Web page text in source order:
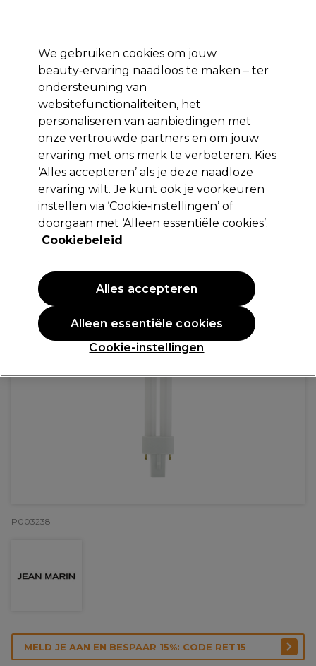
Aanmelden
Merken Deals Haar Elektra
Volgende dag geleverd*
Na verzending, maandag t/m vrijdag
Jean Marin Nails
Jean Marin Lamp 9W Voor UV Lamp
11,05 €
P003238
MELD JE AAN EN BESPAAR 15%: CODE RET15
We gebruiken cookies om jouw
beauty‑ervaring naadloos te maken – ter
ondersteuning van
websitefunctionaliteiten, het
personaliseren van aanbiedingen met
onze vertrouwde partners en om jouw
ervaring met ons merk te verbeteren. Kies
‘Alles accepteren’ als je deze naadloze
ervaring wilt. Je kunt ook je voorkeuren
instellen via ‘Cookie‑instellingen’ of
doorgaan met ‘Alleen essentiële cookies’.
Cookiebeleid
Cookie-instellingen
Alleen essentiële cookies
Alles accepteren